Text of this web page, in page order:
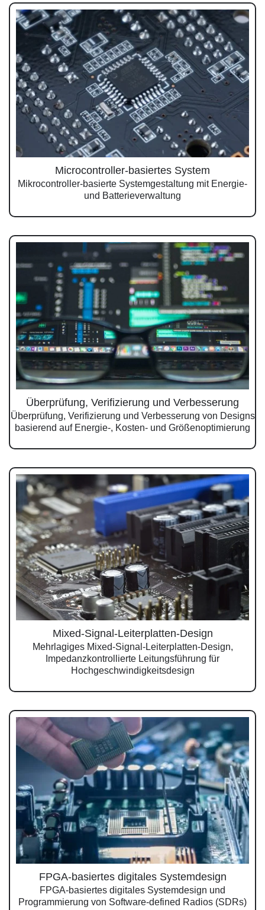
Microcontroller-basiertes System
Mikrocontroller-basierte Systemgestaltung mit Energie-
und Batterieverwaltung
Überprüfung, Verifizierung und Verbesserung
Überprüfung, Verifizierung und Verbesserung von Designs
basierend auf Energie-, Kosten- und Größenoptimierung
Mixed-Signal-Leiterplatten-Design
Mehrlagiges Mixed-Signal-Leiterplatten-Design,
Impedanzkontrollierte Leitungsführung für
Hochgeschwindigkeitsdesign
FPGA-basiertes digitales Systemdesign
FPGA-basiertes digitales Systemdesign und
Programmierung von Software-defined Radios (SDRs)